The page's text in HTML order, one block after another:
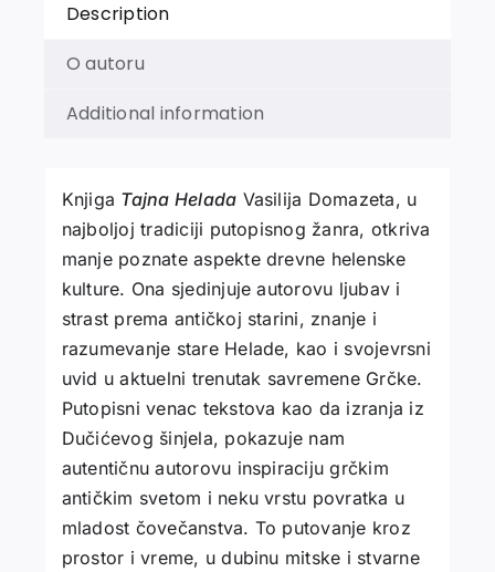
Description
O autoru
Additional information
Knjiga Tajna Helada Vasilija Domazeta, u
najboljoj tradiciji putopisnog žanra, otkriva
manje poznate aspekte drevne helenske
kulture. Ona sjedinjuje autorovu ljubav i
strast prema antičkoj starini, znanje i
razumevanje stare Helade, kao i svojevrsni
uvid u aktuelni trenutak savremene Grčke.
Putopisni venac tekstova kao da izranja iz
Dučićevog šinjela, pokazuje nam
autentičnu autorovu inspiraciju grčkim
antičkim svetom i neku vrstu povratka u
mladost čovečanstva. To putovanje kroz
prostor i vreme, u dubinu mitske i stvarne